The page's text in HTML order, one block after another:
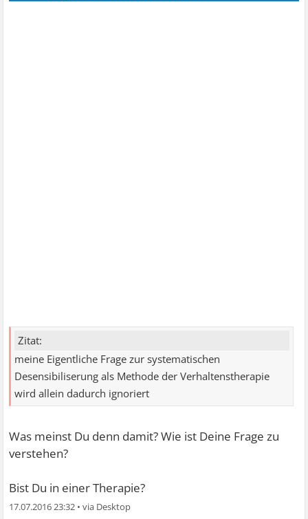
Zitat:
meine Eigentliche Frage zur systematischen
Desensibiliserung als Methode der Verhaltenstherapie
wird allein dadurch ignoriert
Was meinst Du denn damit? Wie ist Deine Frage zu
verstehen?
Bist Du in einer Therapie?
17.07.2016 23:32 •